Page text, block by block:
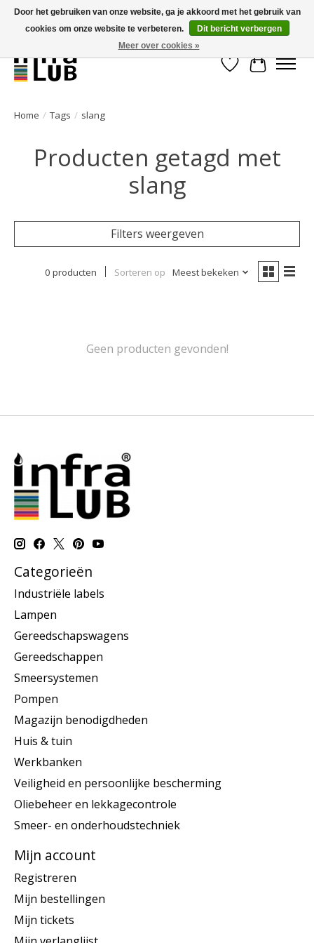
Minder stilstand, meer rendement!
Verlanglijst
Home / Tags / slang
Producten getagd met
slang
Filters weergeven
0 producten Sorteren op Meest bekeken
Geen producten gevonden!
Categorieën
Industriële labels
Lampen
Gereedschapswagens
Gereedschappen
Smeersystemen
Pompen
Magazijn benodigdheden
Huis & tuin
Werkbanken
Veiligheid en persoonlijke bescherming
Oliebeheer en lekkagecontrole
Smeer- en onderhoudstechniek
Mijn account
Registreren
Mijn bestellingen
Mijn tickets
Door het gebruiken van onze website, ga je akkoord met het gebruik van
cookies om onze website te verbeteren.
Dit bericht verbergen
Meer over cookies »